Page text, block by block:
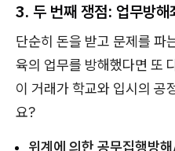
3. 두 번째 쟁점: 업무방해
단순히 돈을 받고 문제를 파
육의 업무를 방해했다면 또
이 거래가 학교와 입시의 공
요?
위계에 의한 공무집행방